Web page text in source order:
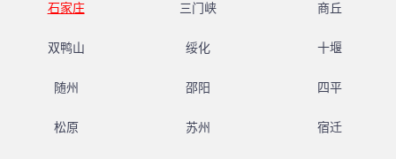
石家庄 三门峡 商丘
双鸭山 绥化 十堰
随州 邵阳 四平
松原 苏州 宿迁